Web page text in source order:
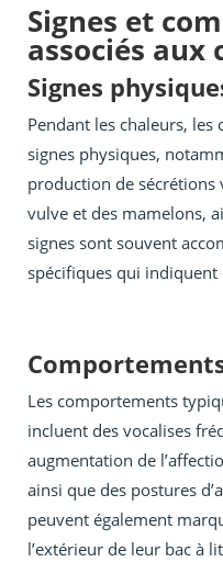
Signes et
associés aux
Signes
Pendant les chaleurs,
signes physiques,
production de sécrétions
vulve et des mamelons,
signes sont souvent
spécifiques qui indiquent
Les comportements
incluent des vocalises
augmentation de
ainsi que des postures
peuvent également
l’extérieur de leur bac à